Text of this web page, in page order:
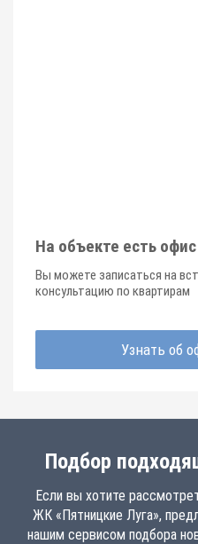
На объекте есть
Вы можете записаться на
консультацию по квартирам
Узнать об
Подбор
Если вы хотите
ЖК «Пятницкие Луга»,
нашим сервисом подбора